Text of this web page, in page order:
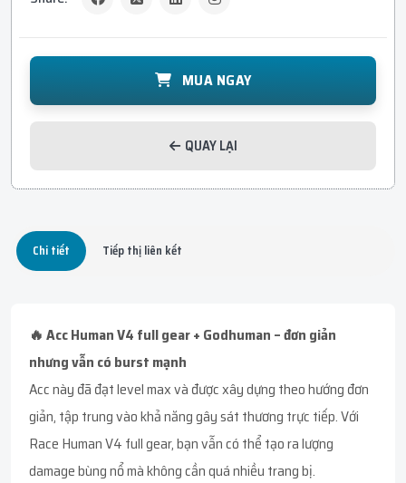
MUA NGAY
QUAY LẠI
Chi tiết Tiếp thị liên kết
🔥 Acc Human V4 full gear + Godhuman – đơn giản
nhưng vẫn có burst mạnh
Acc này đã đạt level max và được xây dựng theo hướng đơn
giản, tập trung vào khả năng gây sát thương trực tiếp. Với
Race Human V4 full gear, bạn vẫn có thể tạo ra lượng
damage bùng nổ mà không cần quá nhiều trang bị.